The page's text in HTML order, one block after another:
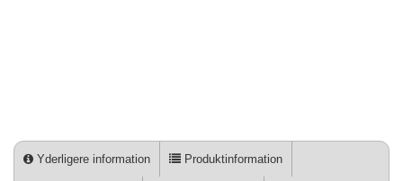
Yderligere information Produktinformation